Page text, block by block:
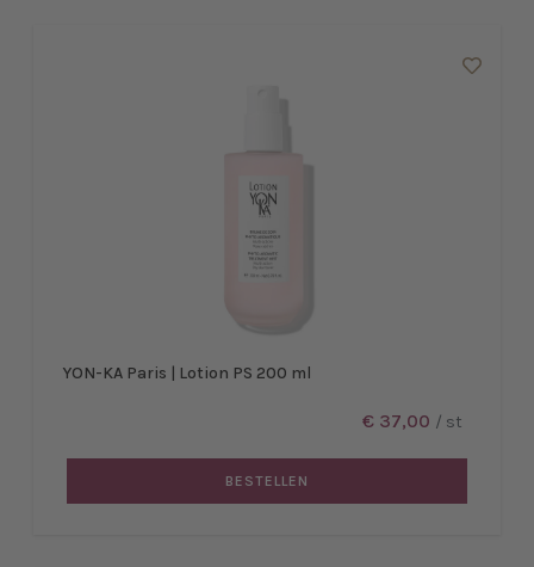
YON-KA Paris | Lotion PS 200 ml
€ 37,00 / st
BESTELLEN